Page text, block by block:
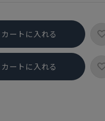
カートに入れる
カートに入れる